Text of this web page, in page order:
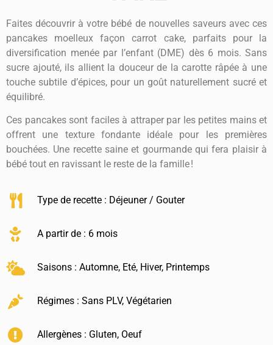
Faites découvrir à votre bébé de nouvelles saveurs avec ces
pancakes moelleux façon carrot cake, parfaits pour la
diversification menée par l’enfant (DME) dès 6 mois. Sans
sucre ajouté, ils allient la douceur de la carotte râpée à une
touche subtile d’épices, pour un goût naturellement sucré et
équilibré.
Ces pancakes sont faciles à attraper par les petites mains et
offrent une texture fondante idéale pour les premières
bouchées. Une recette saine et gourmande qui fera plaisir à
bébé tout en ravissant le reste de la famille !
Type de recette : Déjeuner / Gouter
A partir de : 6 mois
Saisons :Automne, Eté, Hiver, Printemps
Régimes :Sans PLV,Végétarien
Allergènes : Gluten, Oeuf